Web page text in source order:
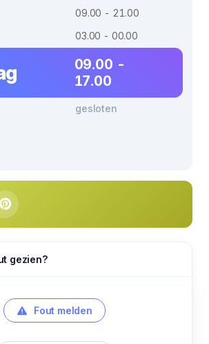
09.00 - 21.00
03.00 - 00.00
09.00 -
17.00
gesloten
gezien?
Fout melden